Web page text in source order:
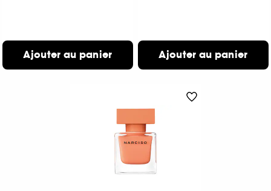
Ajouter au panier Ajouter au panier